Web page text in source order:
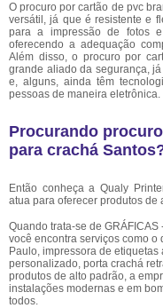
O procuro por cartão de pvc
versátil, já que é resistente e
para a impressão de fotos
oferecendo a adequação
Além disso, o procuro por
grande aliado da segurança,
e, alguns, ainda têm
pessoas de maneira eletrônica.
Procurando
para crachá
Então conheça a Qualy
atua para oferecer produtos
Quando trata-se de GRÁFICAS
você encontra serviços como o
Paulo, impressora de
personalizado, porta crachá
produtos de alto padrão, a
instalações modernas e em
todos.